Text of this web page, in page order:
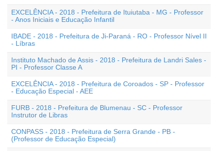
EXCELÊNCIA - 2018 - Prefeitura de Ituiutaba - MG - Professor
- Anos Iniciais e Educação Infantil
IBADE - 2018 - Prefeitura de Ji-Paraná - RO - Professor Nível II
- Líbras
Instituto Machado de Assis - 2018 - Prefeitura de Landri Sales -
PI - Professor Classe A
EXCELÊNCIA - 2018 - Prefeitura de Coroados - SP - Professor
- Educação Especial - AEE
FURB - 2018 - Prefeitura de Blumenau - SC - Professor
Instrutor de Libras
CONPASS - 2018 - Prefeitura de Serra Grande - PB -
(Professor de Educação Especial)